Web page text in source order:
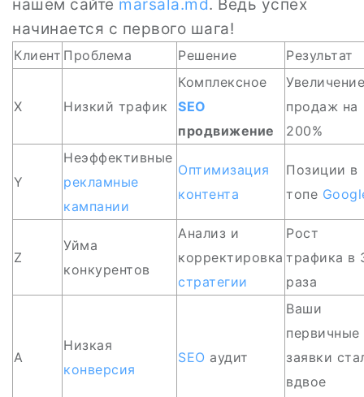
нашем сайте marsala.md. Ведь успех
начинается с первого шага!
Клиент Проблема Решение Результат
X Низкий трафик
Комплексное
SEO
продвижение
Увеличение
продаж на
200%
Y
Неэффективные
рекламные
кампании
Оптимизация
контента
Позиции в
топе
Z
Уйма
конкурентов
Анализ и
корректировка
стратегии
Рост
трафика в
раза
A
Низкая
конверсия
SEO аудит
Ваши
первичные
заявки
вдвое